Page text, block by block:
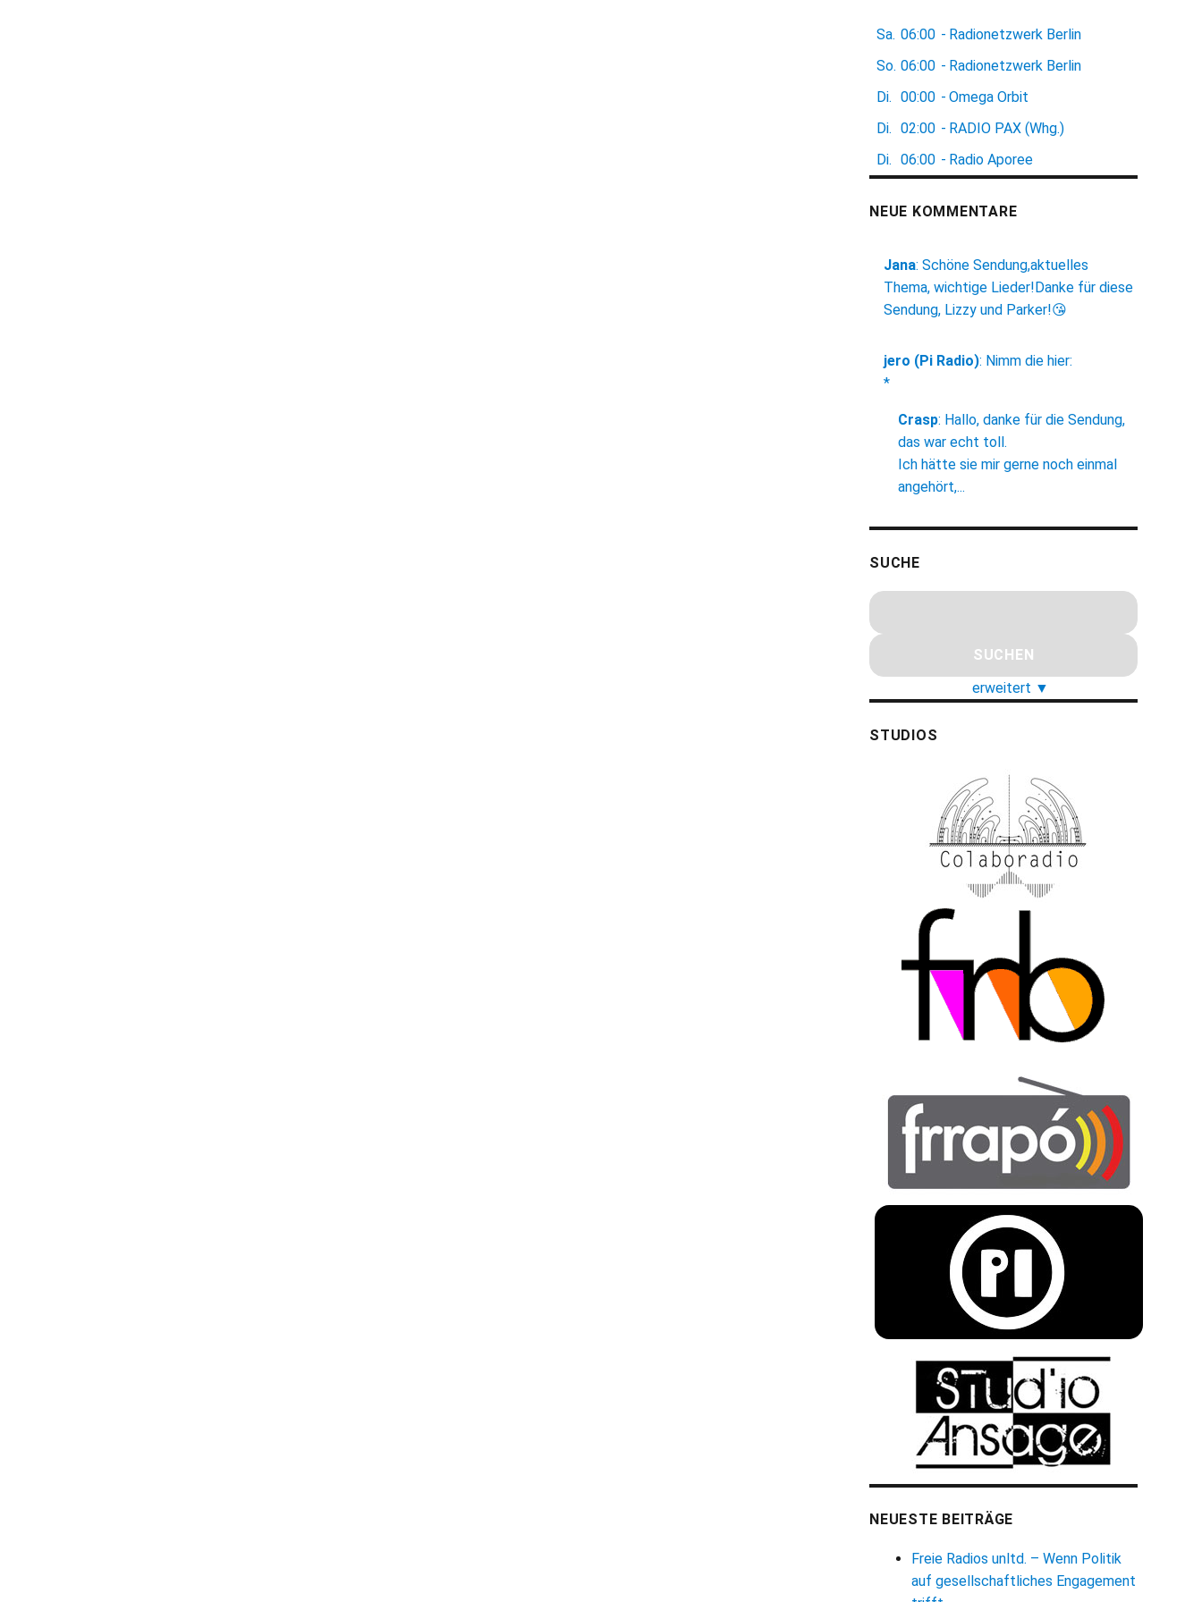
Sa. 06:00 - Radionetzwerk Berlin
So. 06:00 - Radionetzwerk Berlin
Di. 00:00 - Omega Orbit
Di. 02:00 - RADIO PAX (Whg.)
Di. 06:00 - Radio Aporee
NEUE KOMMENTARE
Jana: Schöne Sendung,aktuelles
Thema, wichtige Lieder!Danke für diese
Sendung, Lizzy und Parker!😘
jero (Pi Radio): Nimm die hier:
*
Crasp: Hallo, danke für die Sendung,
das war echt toll.
Ich hätte sie mir gerne noch einmal
angehört,...
SUCHE
erweitert ▼
STUDIOS
NEUESTE BEITRÄGE
Freie Radios unltd. – Wenn Politik
auf gesellschaftliches Engagement